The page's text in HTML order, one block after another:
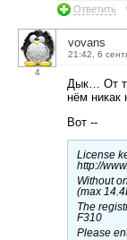
Ответить
4
vovans
21:42, 6
Дык… От
нём никак
Вот --
License
http://
Without
(max
The
F310
Please